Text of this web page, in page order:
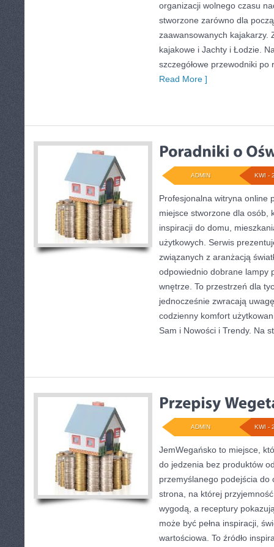
organizacji wolnego czasu
stworzone zarówno dla
zaawansowanych kajakarzy.
kajakowe i Jachty i Łodzie.
szczegółowe przewodniki
Read More ]
KWI -
ADMIN
Profesjonalna witryna online
miejsce stworzone dla osób,
inspiracji do domu,
użytkowych. Serwis
związanych z aranżacją
odpowiednio dobrane lampy
wnętrze. To przestrzeń dla
jednocześnie zwracają
codzienny komfort
Sam i Nowości i Trendy. Na
KWI -
ADMIN
JemWegańsko to miejsce,
do jedzenia bez produktów
przemyślanego podejścia do
strona, na której
wygodą, a receptury
może być pełna inspiracji,
wartościowa. To źródło